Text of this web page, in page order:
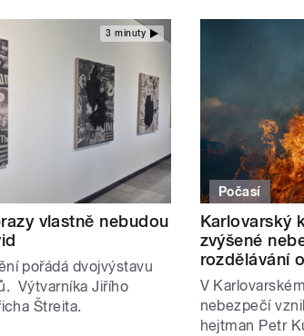
3 minuty
vlastně nebudou
pořádá dvojvýstavu
Výtvarníka Jiřího
Štreita.
Počasí
Karlovarský
zvýšené
rozdělávání
V
nebezpečí
hejtman Petr